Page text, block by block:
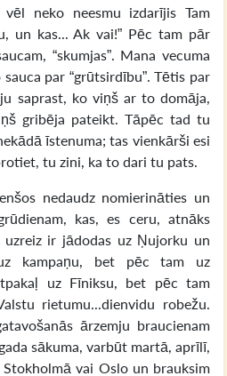
neko neesmu izdarījis Tam
un kas... Ak vai!” Pēc tam pār
“skumjas”. Mana vecuma
par “grūtsirdību”. Tētis par
saprast, ko viņš ar to domāja,
gribēja pateikt. Tāpēc tad tu
īstenuma; tas vienkārši esi
tu zini, ka to dari tu pats.
nedaudz nomierināties un
kas, es ceru, atnāks
ir jādodas uz Ņujorku un
kampaņu, bet pēc tam uz
uz Fīniksu, bet pēc tam
rietumu...dienvidu robežu.
ārzemju braucienam
sākuma, varbūt martā, aprīlī,
vai Oslo un brauksim